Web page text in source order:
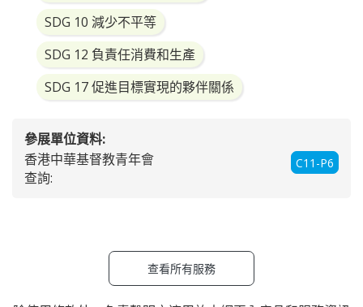
SDG 10 減少不平等
SDG 12 負責任消費和生產
SDG 17 促進目標實現的夥伴關係
參展單位資料:
C11-P6
香港中華基督教青年會
查詢:
查看所有服務